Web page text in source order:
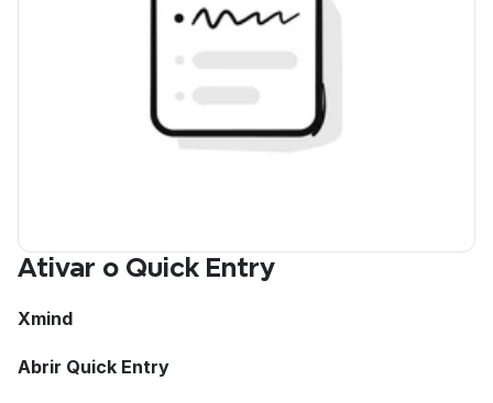
Ativar o Quick Entry
Xmind
Abrir Quick Entry